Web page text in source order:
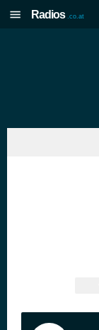
Radios .co.at